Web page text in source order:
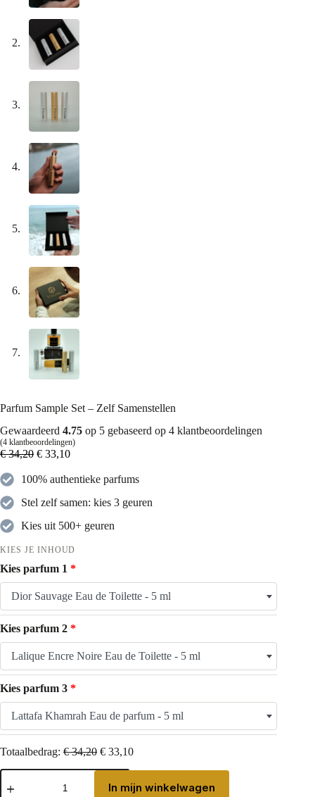
Parfum Sample Set – Zelf Samenstellen
Gewaardeerd 4.75 op 5 gebaseerd op 4 klantbeoordelingen
(4 klantbeoordelingen)
€34,20 € 33,10
100% authentieke parfums
Stel zelf samen: kies 3 geuren
Kies uit 500+ geuren
KIES JE INHOUD
Kies parfum 1
Dior Sauvage Eau de Toilette - 5 ml
Kies parfum 2
Lalique Encre Noire Eau de Toilette - 5 ml
Kies parfum 3
Lattafa Khamrah Eau de parfum - 5 ml
Totaalbedrag: €34,20 € 33,10
Parfum
Sample
In mijn winkelwagen